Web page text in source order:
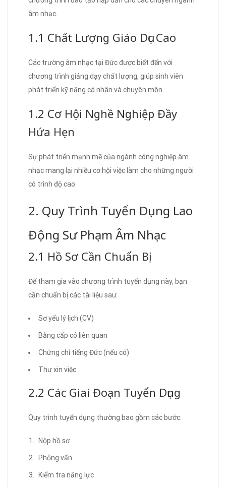
âm nhạc.
1.1 Chất Lượng Giáo Dục Cao
Các trường âm nhạc tại Đức được biết đến với
chương trình giảng dạy chất lượng, giúp sinh viên
phát triển kỹ năng cá nhân và chuyên môn.
1.2 Cơ Hội Nghề Nghiệp Đầy
Hứa Hẹn
Sự phát triển mạnh mẽ của ngành công nghiệp âm
nhạc mang lại nhiều cơ hội việc làm cho những người
có trình độ cao.
2. Quy Trình Tuyển Dụng Lao
Động Sư Phạm Âm Nhạc
2.1 Hồ Sơ Cần Chuẩn Bị
Để tham gia vào chương trình tuyển dụng này, bạn
cần chuẩn bị các tài liệu sau:
Sơ yếu lý lịch (CV)
Bằng cấp có liên quan
Chứng chỉ tiếng Đức (nếu có)
Thư xin việc
2.2 Các Giai Đoạn Tuyển Dụng
Quy trình tuyển dụng thường bao gồm các bước:
Nộp hồ sơ
Phỏng vấn
Kiểm tra năng lực